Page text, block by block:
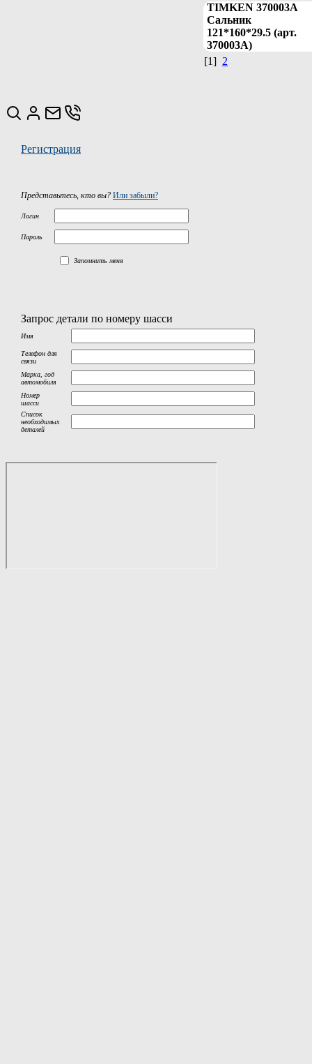
TIMKEN 370003A
Сальник
121*160*29.5 (арт.
370003A)
[1] 2
Регистрация
Представьтесь, кто вы? Или забыли?
Логин
Пароль
Запомнить меня
Запрос детали по номеру шасси
Имя
Телефон для
связи
Марка, год
автомобиля
Номер
шасси
Список
необходимых
деталей